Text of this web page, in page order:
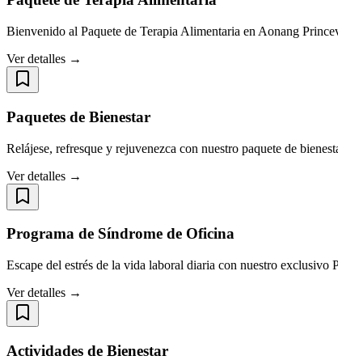
Bienvenido al Paquete de Terapia Alimentaria en Aonang
Ver detalles →
Paquetes de Bienestar
Relájese, refresque y rejuvenezca con nuestro paquete de
Ver detalles →
Programa de Síndrome de Oficina
Escape del estrés de la vida laboral diaria con nuestro
Ver detalles →
Actividades de Bienestar